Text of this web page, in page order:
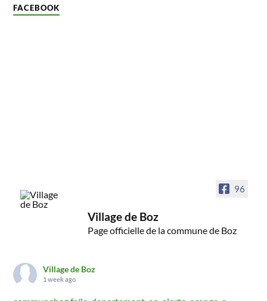
FACEBOOK
96
Village de Boz
Page officielle de la commune de Boz
Village de Boz
1 week ago